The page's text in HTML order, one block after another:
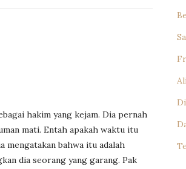
hakim yang kejam. Dia pernah
mati. Entah apakah waktu itu
mengatakan bahwa itu adalah
dia seorang yang garang. Pak